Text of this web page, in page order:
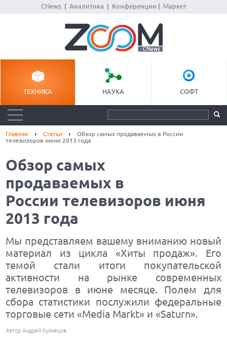
CNews| Аналитика Конференции Маркет
ТЕХНИКА НАУКА СОФТ
Главная Статьи
Обзор самых продаваемых в России
телевизоров июня 2013 года
Обзор самых
продаваемых в
России телевизоров июня
2013 года
Мы представляем вашему вниманию новый
материал из цикла «Хиты продаж». Его
темой стали итоги покупательской
активности на рынке современных
телевизоров в июне месяце. Полем для
сбора статистики послужили федеральные
торговые сети «Media Markt» и «Saturn».
Автор Андрей Кузнецов